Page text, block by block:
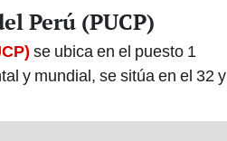
Perú (PUCP)
se ubica en el puesto 1
y mundial, se sitúa en el 32 y